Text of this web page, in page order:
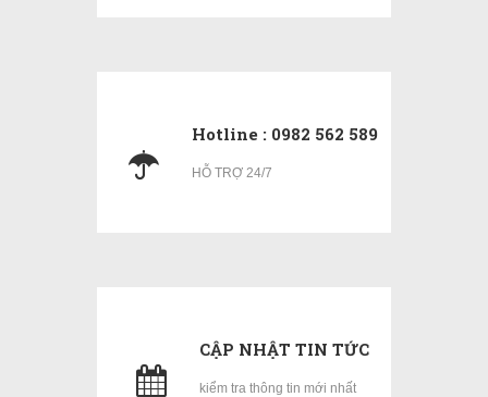
Hotline : 0982 562 589
HỖ TRỢ 24/7
CẬP NHẬT TIN TỨC
kiểm tra thông tin mới nhất